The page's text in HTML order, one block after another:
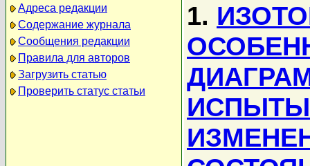
Адреса редакции
Содержание журнала
Сообщения редакции
Правила для авторов
Загрузить статью
Проверить статус статьи
1.